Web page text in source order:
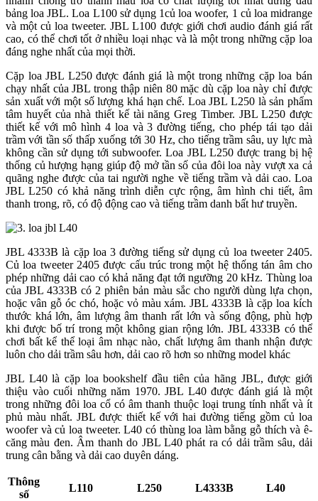
bảng loa JBL. Loa L100 sử dụng 1củ loa woofer, 1 củ loa midrange
và một củ loa tweeter. JBL L100 được giới chơi audio đánh giá rất
cao, có thể chơi tốt ở nhiều loại nhạc và là một trong những cặp loa
đáng nghe nhất của mọi thời.
Cặp loa JBL L250 được đánh giá là một trong những cặp loa bán
chạy nhất của JBL trong thập niên 80 mặc dù cặp loa này chỉ được
sản xuất với một số lượng khá hạn chế. Loa JBL L250 là sản phẩm
tâm huyết của nhà thiết kế tài năng Greg Timber. JBL L250 được
thiết kế với mô hình 4 loa và 3 đường tiếng, cho phép tái tạo dải
trầm với tần số thấp xuống tới 30 Hz, cho tiếng trầm sâu, uy lực mà
không cần sử dụng tới subwoofer. Loa JBL L250 được trang bị hệ
thống củ hượng hạng giúp độ mở tần số của đôi loa này vượt xa cả
quãng nghe được của tai người nghe về tiếng trầm và dải cao. Loa
JBL L250 có khả năng trình diễn cực rộng, âm hình chi tiết, âm
thanh trong, rõ, có độ động cao và tiếng trầm danh bất hư truyền.
JBL 4333B là cặp loa 3 đường tiếng sử dụng củ loa tweeter 2405.
Củ loa tweeter 2405 được cấu trúc trong một hệ thống tán âm cho
phép những dải cao có khả năng đạt tới ngưỡng 20 kHz. Thùng loa
của JBL 4333B có 2 phiên bản màu sắc cho người dùng lựa chọn,
hoặc vân gỗ óc chó, hoặc vỏ màu xám. JBL 4333B là cặp loa kích
thước khá lớn, âm lượng âm thanh rất lớn và sống động, phù hợp
khi được bố trí trong một không gian rộng lớn. JBL 4333B có thể
chơi bất kể thể loại âm nhạc nào, chất lượng âm thanh nhận được
luôn cho dải trầm sâu hơn, dải cao rõ hơn so những model khác
JBL L40 là cặp loa bookshelf đầu tiên của hãng JBL, được giới
thiệu vào cuối những năm 1970. JBL L40 được đánh giá là một
trong những đôi loa cổ có âm thanh thuộc loại trung tính nhất và ít
phủ màu nhất. JBL được thiết kế với hai đường tiếng gồm củ loa
woofer và củ loa tweeter. L40 có thùng loa làm bằng gỗ thích và ê-
căng màu đen. Âm thanh do JBL L40 phát ra có dải trầm sâu, dải
trung cân bằng và dải cao duyên dáng.
Thông
số
L110 L250 L4333B L40